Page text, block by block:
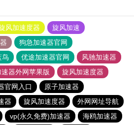
风加速度器
旋风加速
狗急加速器官网
鸟 优途加速器官网
风驰加速器
器外网苹果版
旋风加速度器
官网入口
原子加速器
器 旋风加速度器
外网网址导航
vp(永久免费)加速器 海鸥加速器